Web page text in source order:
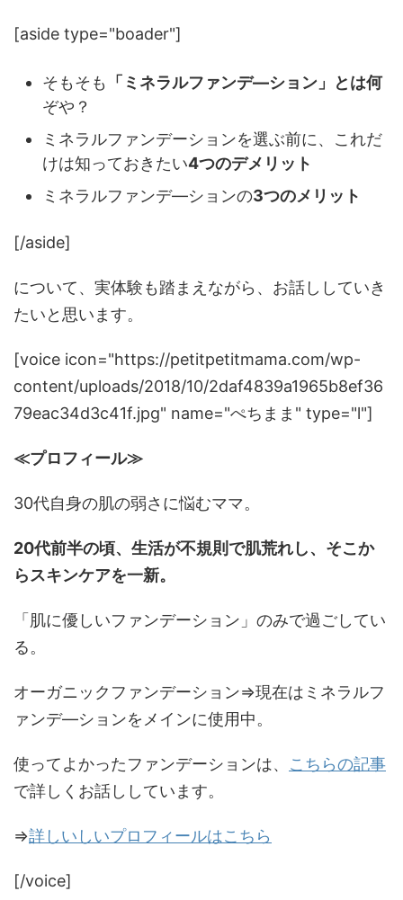
[aside type="boader"]
そもそも
「ミネラルファンデ―ション」とは何
ぞや？
ミネラルファンデーションを選ぶ前に、これだ
けは知っておきたい4つのデメリット
ミネラルファンデ―ションの3つのメリット
[/aside]
について、実体験も踏まえながら、お話ししていき
たいと思います。
[voice icon="https://petitpetitmama.com/wp-
content/uploads/2018/10/2daf4839a1965b8ef36
79eac34d3c41f.jpg" name="ぺちまま" type="l"]
≪プロフィール≫
30代自身の肌の弱さに悩むママ。
20代前半の頃、生活が不規則で肌荒れし、そこか
らスキンケアを一新。
「肌に優しいファンデーション」のみで過ごしてい
る。
オーガニックファンデーション⇒現在はミネラルフ
ァンデ―ションをメインに使用中。
使ってよかったファンデーションは、 こちらの記事
で詳しくお話ししています。
⇒詳しいしいプロフィールはこちら
[/voice]